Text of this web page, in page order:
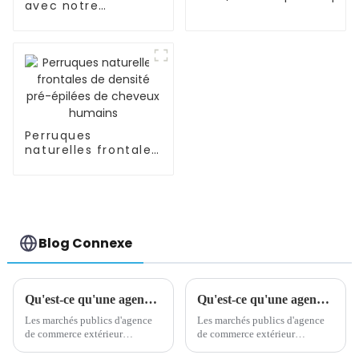
avec notre
Perruques
naturelles frontales
Blog Connexe
Qu'est-ce qu'une agence d'achat pour le commerce extérieur ?
Les marchés publics d'agence
de commerce extérieur
Qu'est-ce qu'une agence d'achat de commerce extérieur
Les marchés publics d'agence
de commerce extérieur